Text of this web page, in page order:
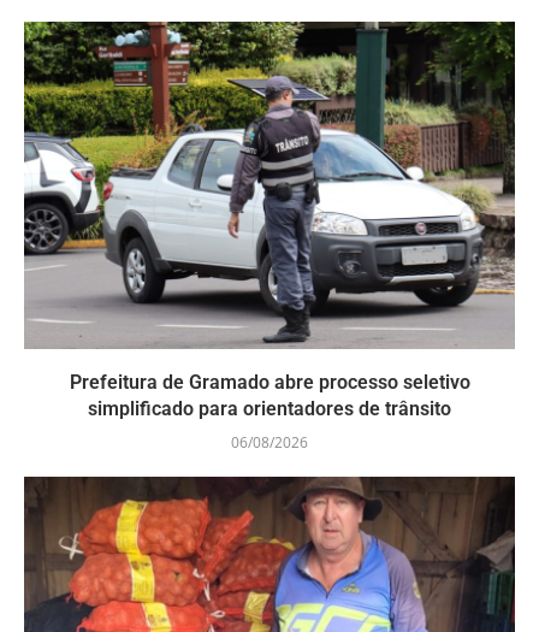
Prefeitura de Gramado abre processo seletivo
simplificado para orientadores de trânsito
06/08/2026